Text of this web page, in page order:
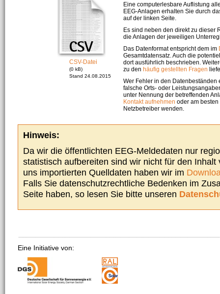
CSV-Datei
(0 kB)
Stand 24.08.2015
Eine computerlesbare Auflistung
EEG-Anlagen erhalten Sie durch
auf der linken Seite.
Es sind neben den direkt zu dieser
die Anlagen der jeweiligen
Das Datenformat entspricht dem im
Gesamtdatensatz. Auch die
dort ausführlich beschrieben.
zu den häufig gestellten Fragen
Wer Fehler in den Datenbeständen
falsche Orts- oder
unter Nennung der betreffenden
Kontakt aufnehmen oder am
Netzbetreiber wenden.
Hinweis:
Da wir die öffentlichten EEG-Meldedaten nur
statistisch aufbereiten sind wir nicht für den Inhalt
uns importierten Quelldaten haben wir im
Falls Sie datenschutzrechtliche Bedenken im
Seite haben, so lesen Sie bitte unseren
Eine Initiative von: